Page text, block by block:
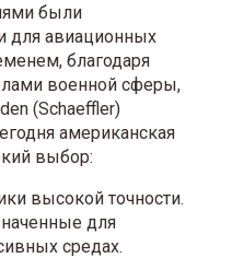
были
для авиационных
благодаря
военной сферы,
(Schaeffler)
американская
выбор:
высокой точности.
для
средах.